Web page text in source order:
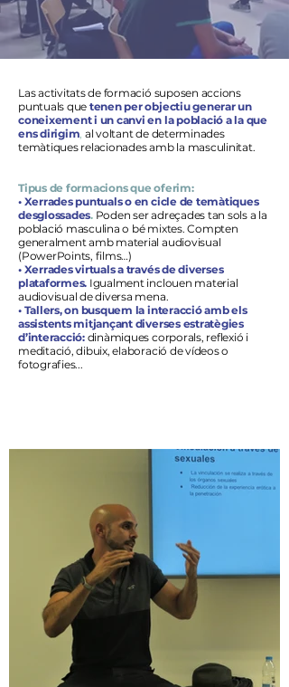
Las activitats de formació suposen accions
puntuals que tenen per objectiu generar un
coneixement i un canvi en la població a la que
ens dirigim, al voltant de determinades
temàtiques relacionades amb la masculinitat.
Tipus de formacions que oferim:
• Xerrades puntuals o en cicle de temàtiques
desglossades. Poden ser adreçades tan sols a la
població masculina o bé mixtes. Compten
generalment amb material audiovisual
(PowerPoints, films…)
• Xerrades virtuals a través de diverses
plataformes. Igualment inclouen material
audiovisual de diversa mena.
• Tallers, on busquem la interacció amb els
assistents mitjançant diverses estratègies
d’interacció: dinàmiques corporals, reflexió i
meditació, dibuix, elaboració de vídeos o
fotografies...